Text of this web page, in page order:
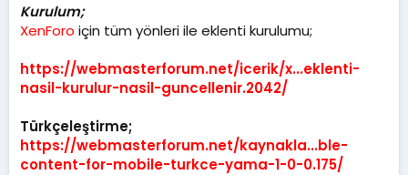
Kurulum;
XenForo için tüm yönleri ile eklenti kurulumu;
https://webmasterforum.net/icerik/x...eklenti-
nasil-kurulur-nasil-guncellenir.2042/
Türkçeleştirme;
https://webmasterforum.net/kaynakla...ble-
content-for-mobile-turkce-yama-1-0-0.175/